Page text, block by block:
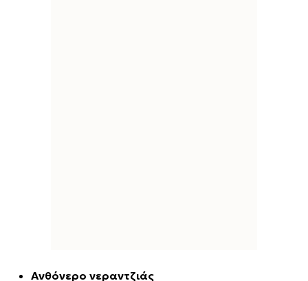
Ανθόνερο νεραντζιάς